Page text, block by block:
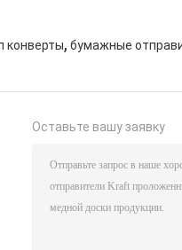
конверты, бумажные
Оставьте вашу заявку